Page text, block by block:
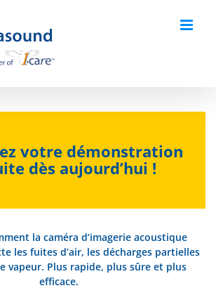
votre démonstration
dès aujourd’hui !
la caméra d’imagerie acoustique
les fuites d’air, les décharges partielles
vapeur. Plus rapide, plus sûre et plus
efficace.